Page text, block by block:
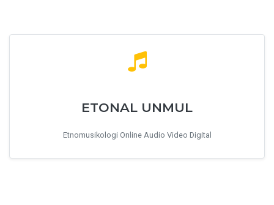
ETONAL UNMUL
Etnomusikologi Online Audio Video Digital